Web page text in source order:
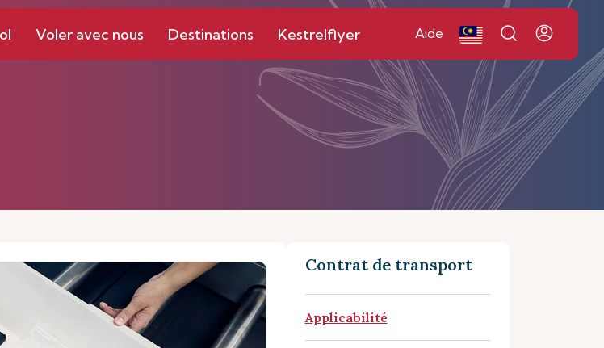
Voler avec nous Destinations Kestrelflyer Aide
Contrat de transport
Applicabilité